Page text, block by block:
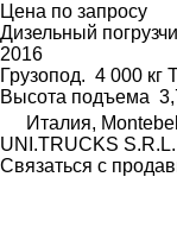
Цена по запросу
Дизельный
2016
Грузопод. 4 000 кг
Высота подъема
Италия,
UNI.TRUCKS S.R.L.
Связаться с